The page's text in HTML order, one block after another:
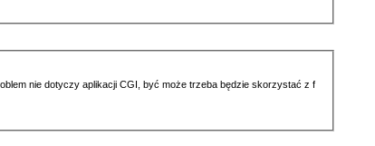
nie dotyczy aplikacji CGI, być może trzeba będzie skorzystać z f